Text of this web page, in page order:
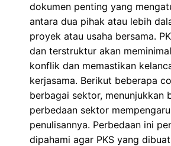
dokumen penting yang
antara dua pihak atau lebih
proyek atau usaha bersama.
dan terstruktur akan
konflik dan memastikan
kerjasama. Berikut beberapa
berbagai sektor, menunjukkan
perbedaan sektor
penulisannya. Perbedaan ini
dipahami agar PKS yang